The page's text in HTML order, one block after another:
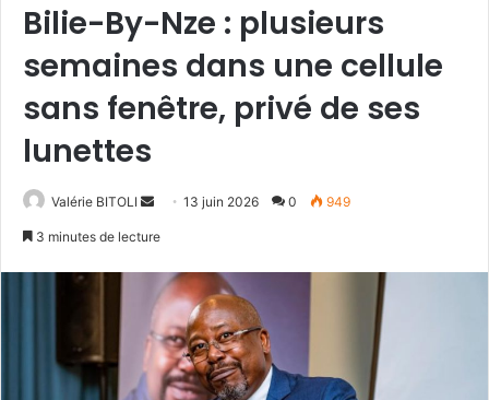
Bilie-By-Nze : plusieurs
semaines dans une cellule
sans fenêtre, privé de ses
lunettes
Valérie BITOLI
y
e
u
13 juin 2026 0 949
3 minutes de lecture